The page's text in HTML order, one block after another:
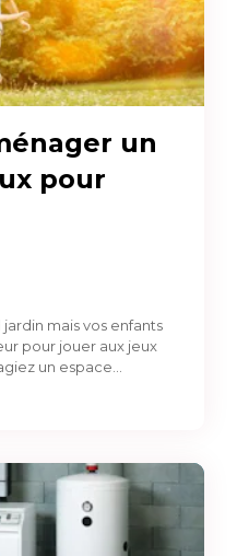
un
pour
jardin mais vos enfants
pour jouer aux jeux
un espace…